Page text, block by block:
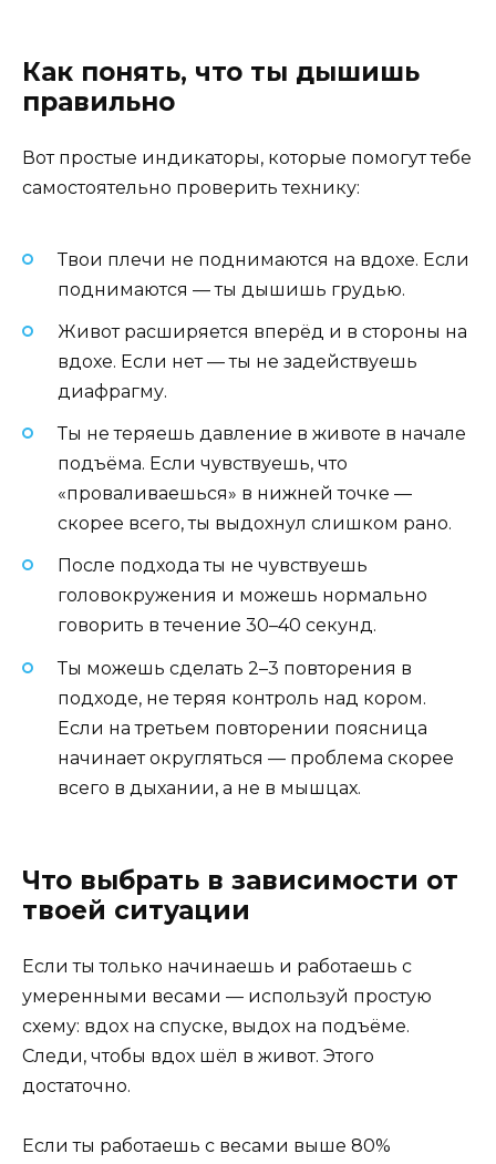
Как понять, что ты дышишь
правильно
Вот простые индикаторы, которые помогут тебе
самостоятельно проверить технику:
Твои плечи не поднимаются на вдохе. Если
поднимаются — ты дышишь грудью.
Живот расширяется вперёд и в стороны на
вдохе. Если нет — ты не задействуешь
диафрагму.
Ты не теряешь давление в животе в начале
подъёма. Если чувствуешь, что
«проваливаешься» в нижней точке —
скорее всего, ты выдохнул слишком рано.
После подхода ты не чувствуешь
головокружения и можешь нормально
говорить в течение 30–40 секунд.
Ты можешь сделать 2–3 повторения в
подходе, не теряя контроль над кором.
Если на третьем повторении поясница
начинает округляться — проблема скорее
всего в дыхании, а не в мышцах.
Что выбрать в зависимости от
твоей ситуации
Если ты только начинаешь и работаешь с
умеренными весами — используй простую
схему: вдох на спуске, выдох на подъёме.
Следи, чтобы вдох шёл в живот. Этого
достаточно.
Если ты работаешь с весами выше 80%